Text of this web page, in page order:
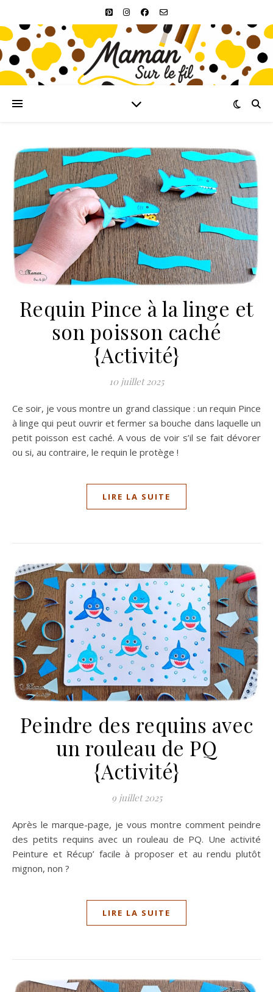
Requin Pince à la linge et
son poisson caché
{Activité}
10 juillet 2025
Ce soir, je vous montre un grand classique : un requin Pince
à linge qui peut ouvrir et fermer sa bouche dans laquelle un
petit poisson est caché. A vous de voir s’il se fait dévorer
ou si, au contraire, le requin le protège !
LIRE LA SUITE
Peindre des requins avec
un rouleau de PQ
{Activité}
9 juillet 2025
Après le marque-page, je vous montre comment peindre
des petits requins avec un rouleau de PQ. Une activité
Peinture et Récup’ facile à proposer et au rendu plutôt
mignon, non ?
LIRE LA SUITE